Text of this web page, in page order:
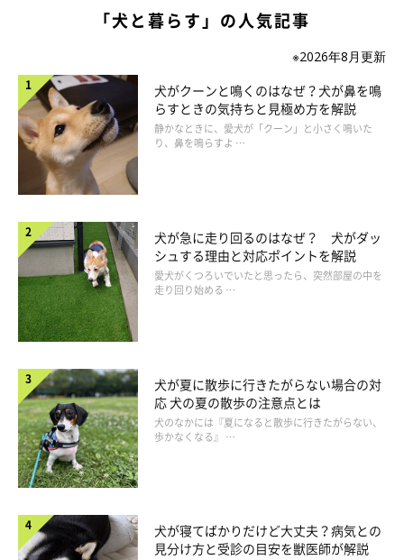
「犬と暮らす」の人気記事
※2026年8月更新
犬がクーンと鳴くのはなぜ？犬が鼻を鳴
らすときの気持ちと見極め方を解説
静かなときに、愛犬が「クーン」と小さく鳴いた
り、鼻を鳴らすよ …
犬が急に走り回るのはなぜ？ 犬がダッ
シュする理由と対応ポイントを解説
愛犬がくつろいでいたと思ったら、突然部屋の中を
走り回り始める …
犬が夏に散歩に行きたがらない場合の対
応 犬の夏の散歩の注意点とは
犬のなかには『夏になると散歩に行きたがらない、
歩かなくなる』 …
犬が寝てばかりだけど大丈夫？病気との
見分け方と受診の目安を獣医師が解説